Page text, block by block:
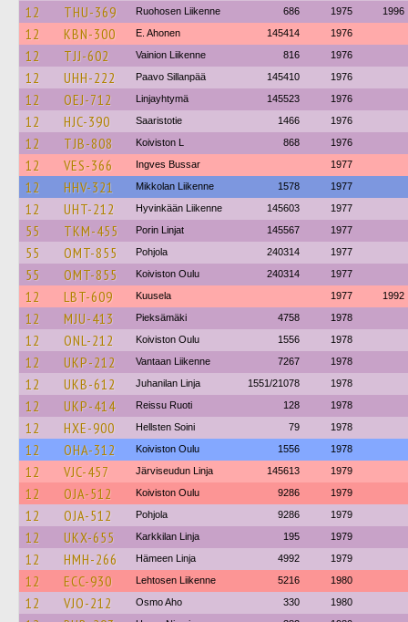
12 THU-369 Ruohosen Liikenne 686 1975 1996
12 KBN-300 E. Ahonen 145414 1976
12 TJJ-602 Vainion Liikenne 816 1976
12 UHH-222 Paavo Sillanpää 145410 1976
12 OEJ-712 Linjayhtymä 145523 1976
12 HJC-390 Saaristotie 1466 1976
12 TJB-808 Koiviston L 868 1976
12 VES-366 Ingves Bussar 1977
12 HHV-321 Mikkolan Liikenne 1578 1977
12 UHT-212 Hyvinkään Liikenne 145603 1977
55 TKM-455 Porin Linjat 145567 1977
55 OMT-855 Pohjola 240314 1977
55 OMT-855 Koiviston Oulu 240314 1977
12 LBT-609 Kuusela 1977 1992
12 MJU-413 Pieksämäki 4758 1978
12 ONL-212 Koiviston Oulu 1556 1978
12 UKP-212 Vantaan Liikenne 7267 1978
12 UKB-612 Juhanilan Linja 1551/21078 1978
12 UKP-414 Reissu Ruoti 128 1978
12 HXE-900 Hellsten Soini 79 1978
12 OHA-312 Koiviston Oulu 1556 1978
12 VJC-457 Järviseudun Linja 145613 1979
12 OJA-512 Koiviston Oulu 9286 1979
12 OJA-512 Pohjola 9286 1979
12 UKX-655 Karkkilan Linja 195 1979
12 HMH-266 Hämeen Linja 4992 1979
12 ECC-930 Lehtosen Liikenne 5216 1980
12 VJO-212 Osmo Aho 330 1980